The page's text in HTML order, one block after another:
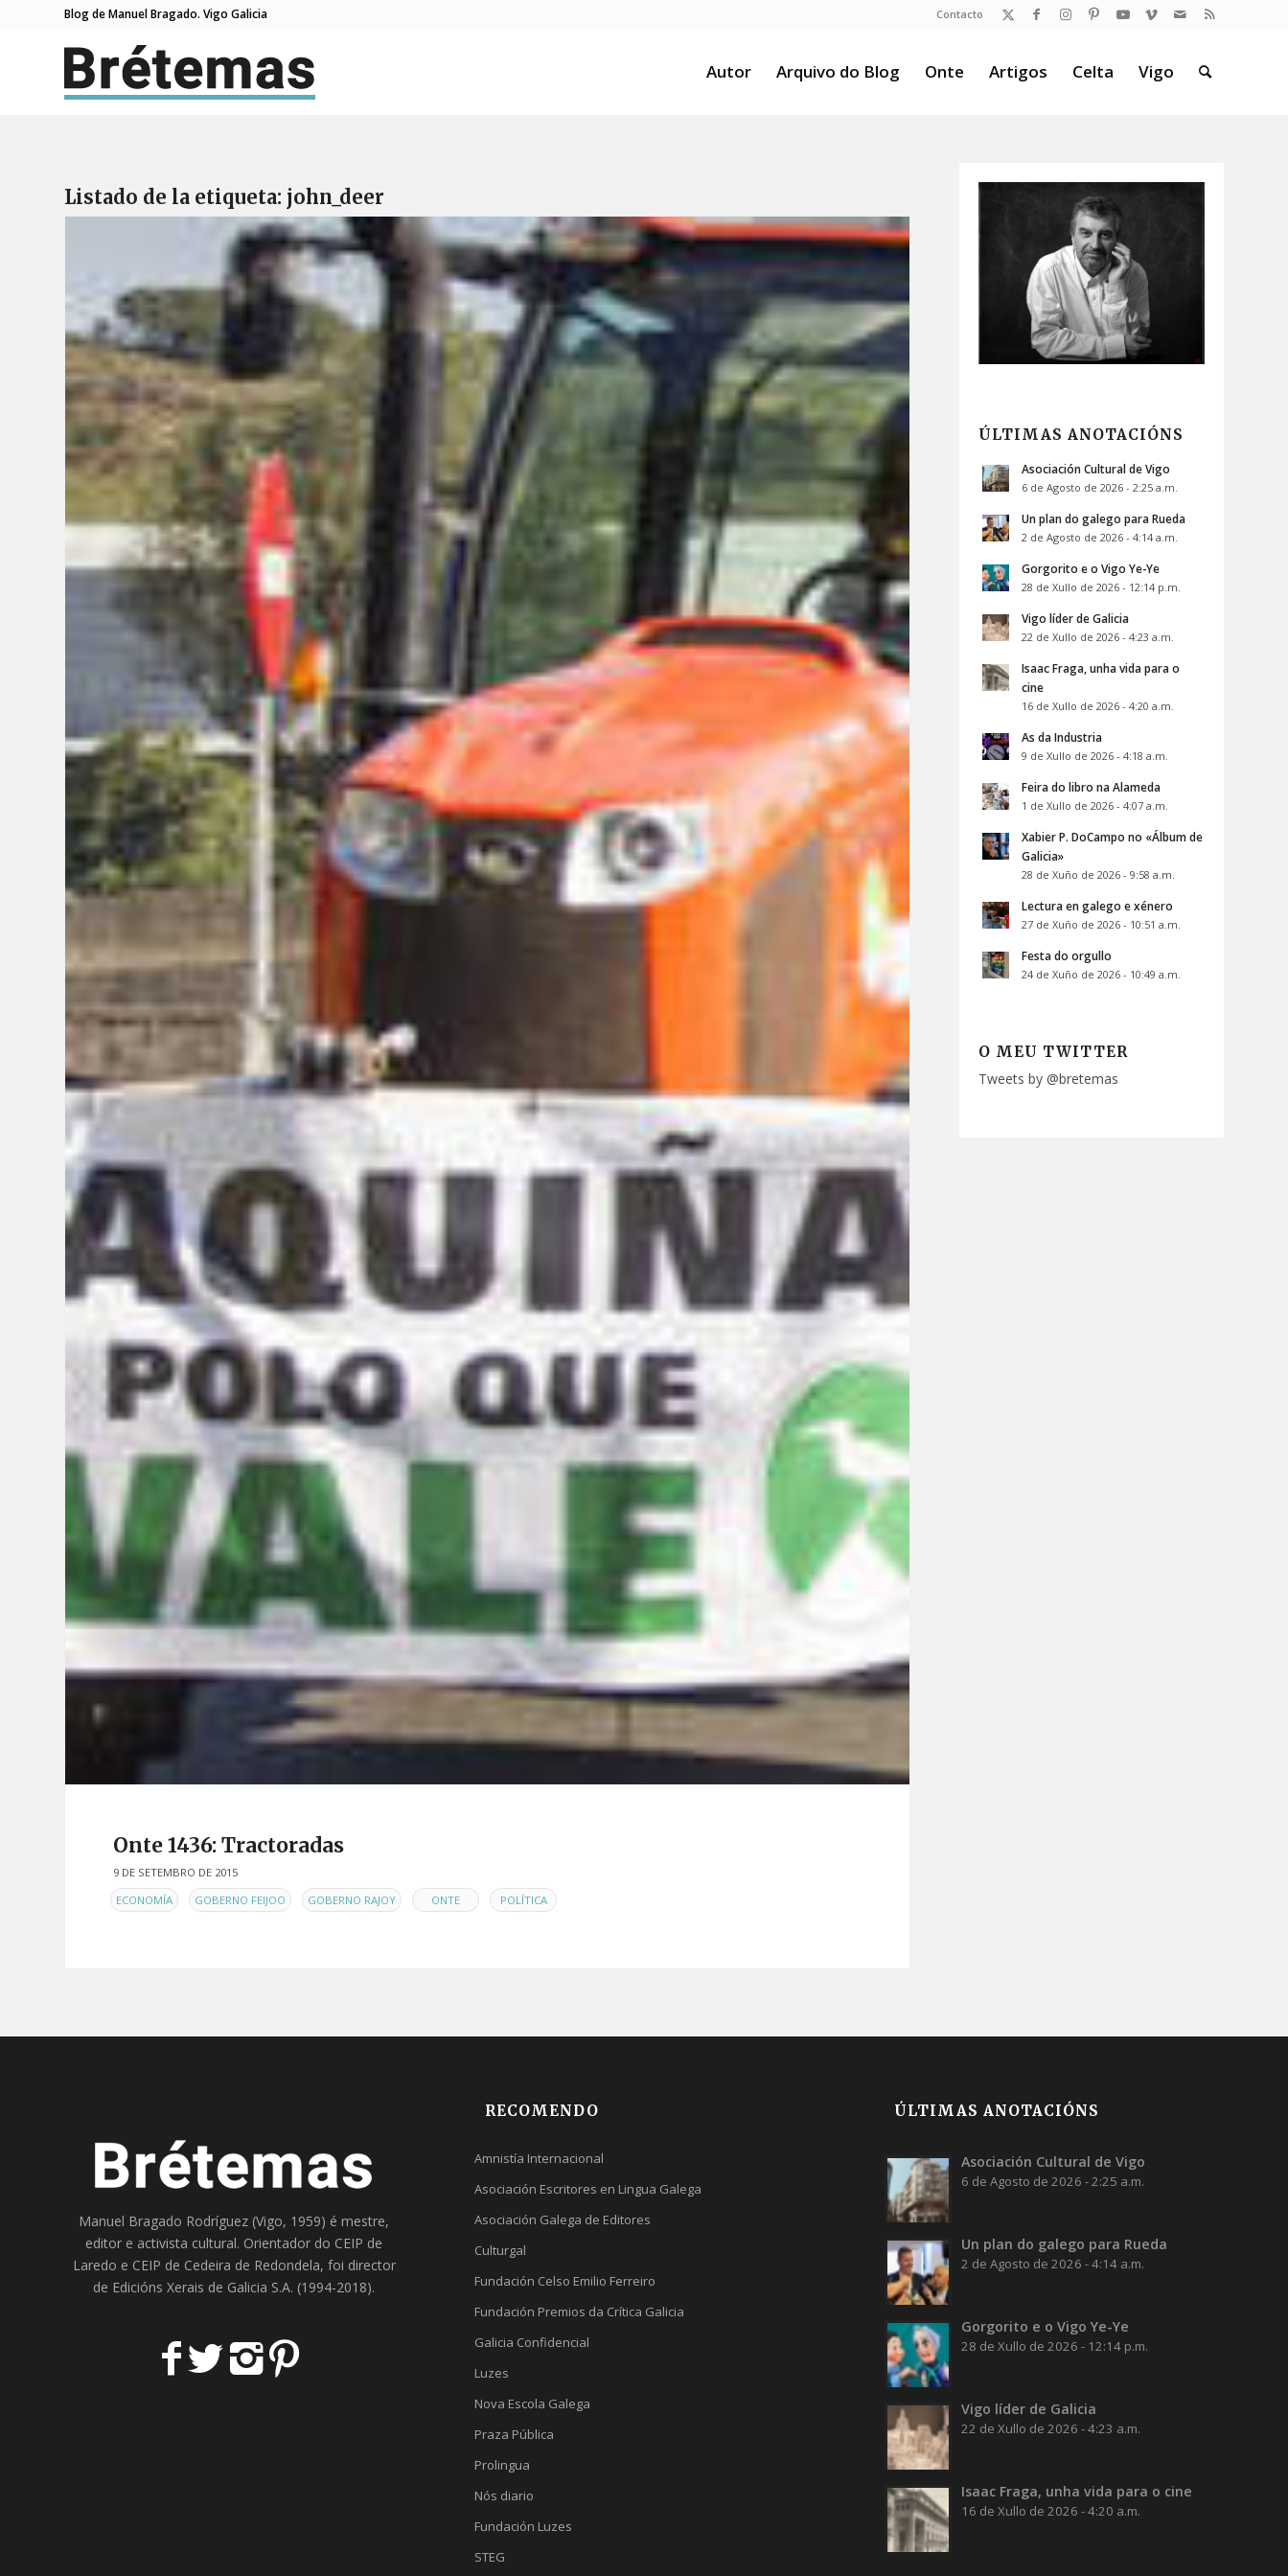
Contacto
Blog de Manuel Bragado. Vigo Galicia
Autor Arquivo do Blog Onte Artigos Celta Vigo
Listado de la etiqueta: john_deer
Onte 1436: Tractoradas
9 DE SETEMBRO DE 2015
ENECONOMÍA GOBERNO FEIJOO GOBERNO RAJOY ONTE POLÍTICA
ÚLTIMAS ANOTACIÓNS
Asociación Cultural de Vigo
6 de Agosto de 2026 - 2:25 a.m.
Un plan do galego para Rueda
2 de Agosto de 2026 - 4:14 a.m.
Gorgorito e o Vigo Ye-Ye
28 de Xullo de 2026 - 12:14 p.m.
Vigo líder de Galicia
22 de Xullo de 2026 - 4:23 a.m.
Isaac Fraga, unha vida para o
cine
16 de Xullo de 2026 - 4:20 a.m.
As da Industria
9 de Xullo de 2026 - 4:18 a.m.
Feira do libro na Alameda
1 de Xullo de 2026 - 4:07 a.m.
Xabier P. DoCampo no «Álbum de
Galicia»
28 de Xuño de 2026 - 9:58 a.m.
Lectura en galego e xénero
27 de Xuño de 2026 - 10:51 a.m.
Festa do orgullo
24 de Xuño de 2026 - 10:49 a.m.
O MEU TWITTER
Tweets by @bretemas
Manuel Bragado Rodríguez (Vigo, 1959) é mestre,
editor e activista cultural. Orientador do CEIP de
Laredo e CEIP de Cedeira de Redondela, foi director
de Edicións Xerais de Galicia S.A. (1994-2018).
RECOMENDO
Amnistía Internacional
Asociación Escritores en Lingua Galega
Asociación Galega de Editores
Culturgal
Fundación Celso Emilio Ferreiro
Fundación Premios da Crítica Galicia
Galicia Confidencial
Luzes
Nova Escola Galega
Praza Pública
Prolingua
Nós diario
Fundación Luzes
STEG
ÚLTIMAS ANOTACIÓNS
Asociación Cultural de Vigo
6 de Agosto de 2026 - 2:25 a.m.
Un plan do galego para Rueda
2 de Agosto de 2026 - 4:14 a.m.
Gorgorito e o Vigo Ye-Ye
28 de Xullo de 2026 - 12:14 p.m.
Vigo líder de Galicia
22 de Xullo de 2026 - 4:23 a.m.
Isaac Fraga, unha vida para o cine
16 de Xullo de 2026 - 4:20 a.m.